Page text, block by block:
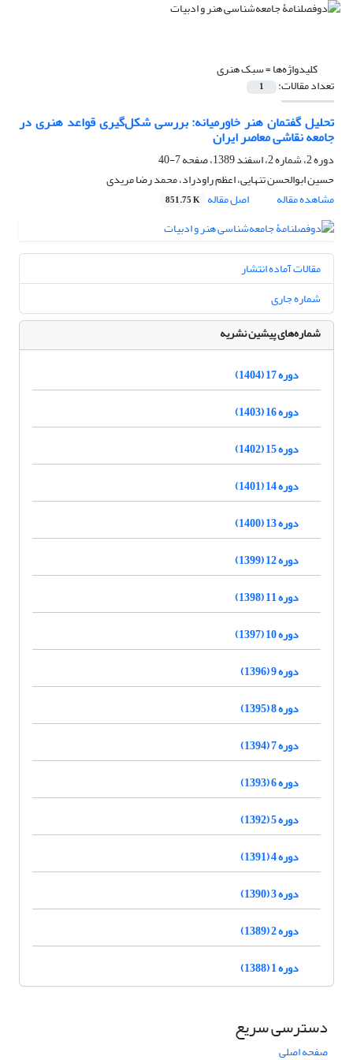
کلیدواژه‌ها =سبک هنری
تعداد مقالات: 1
تحلیل گفتمان هنر خاورمیانه: بررسی شکل‌گیری قواعد هنری در
جامعه نقاشی معاصر ایران
دوره 2، شماره 2، اسفند 1389، صفحه
7-40
حسین ابوالحسن تنهایی، اعظم راودراد، محمد رضا مریدی
مشاهده مقاله
اصل مقاله 851.75 K
مقالات آماده انتشار
شماره جاری
شماره‌های پیشین نشریه
دوره 17 (1404)
دوره 16 (1403)
دوره 15 (1402)
دوره 14 (1401)
دوره 13 (1400)
دوره 12 (1399)
دوره 11 (1398)
دوره 10 (1397)
دوره 9 (1396)
دوره 8 (1395)
دوره 7 (1394)
دوره 6 (1393)
دوره 5 (1392)
دوره 4 (1391)
دوره 3 (1390)
دوره 2 (1389)
دوره 1 (1388)
دسترسی سریع
صفحه اصلی